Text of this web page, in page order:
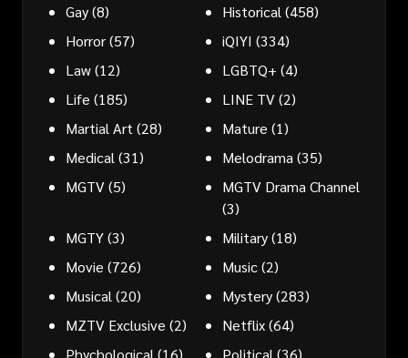
Gay(8) Historical (458)
Horror(57) iQIYI (334)
Law(12) LGBTQ+ (4)
Life (185) LINE TV(2)
Martial Art (28) Mature (1)
Medical (31) Melodrama (35)
MGTV(5)
MGTV Drama Channel
(3)
MGTY(3) Military(18)
Movie (726) Music(2)
Musical (20) Mystery(283)
MZTV Exclusive (2) Netflix(64)
Phychological (16) Political (36)